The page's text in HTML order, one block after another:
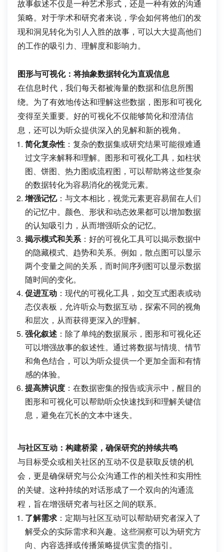
故事叙述不仅是一种艺术形式，还是一种有效的沟通
策略。对于学术和研究者来说，学会如何将他们的发
现和洞见转化为引人入胜的故事，可以大大提高他们
的工作的吸引力、理解度和影响力。
图形与可视化：将抽象数据转化为直观信息
在信息时代，我们每天都被海量的数据和信息所围
绕。为了有效地传达和理解这些数据，图形和可视化
变得至关重要。好的可视化不仅能够简化和澄清信
息，还可以为听众提供深入的见解和新的视角。
简化复杂性 ：复杂的数据集或研究结果可能很难通
过文字来解释和理解。图形和可视化工具，如柱状
图、饼图、热力图或流程图，可以帮助将这些复杂
的数据转化为容易消化的视觉元素。
增强记忆：与文本相比，视觉元素更容易留在人们
的记忆中。颜色、形状和动态效果都可以增加数据
的认知吸引力，从而增强听众的记忆。
揭示模式和关系：好的可视化工具可以揭示数据中
的隐藏模式、趋势和关系。例如，散点图可以显示
两个变量之间的关系，而时间序列图可以显示数据
随时间的变化。
促进互动 ：现代的可视化工具，如交互式图表或动
态仪表板，允许听众与数据互动，探索不同的视角
和层次，从而获得更深入的理解。
强化叙述 ：除了单纯的数据展示，图形和可视化还
可以增强故事的叙述性。通过将数据与情境、情节
和角色结合，可以为听众提供一个更加全面和有情
感的体验。
提高辨识度 ：在数据密集的报告或演示中，醒目的
图形和可视化可以帮助听众快速找到和理解关键信
息，避免在冗长的文本中迷失。
与社区互动：构建桥梁，确保研究的持续共鸣
与目标受众或相关社区的互动不仅是获取反馈的机
会，更是确保研究与公众沟通工作的相关性和实用性
的关键。这种持续的对话形成了一个双向的沟通流
程，旨在增强研究者与社区之间的联系。
了解需求 ：定期与社区互动可以帮助研究者深入了
解受众的实际需求和兴趣。这些洞察可以为研究方
向、内容选择或传播策略提供宝贵的指引。